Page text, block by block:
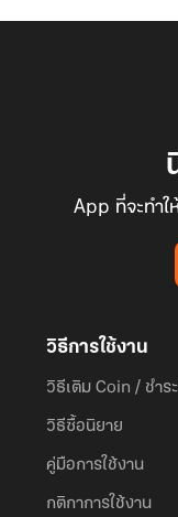
App ที่จะทำ
วิธีการใช้งาน
วิธีเติม Coin / ชำร
วิธีซื้อนิยาย
คู่มือการใช้งาน
กติกาการใช้งาน